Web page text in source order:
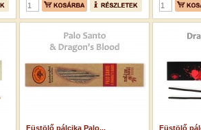
Füstölő pálcika Palo... Füstölő